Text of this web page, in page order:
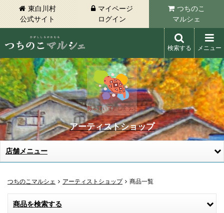
東白川村
公式サイト
マイページ
ログイン
つちのこ
マルシェ
東白川村 つちのこマルシェ
検索する メニュー
アーティストショップ
店舗メニュー
つちのこマルシェ アーティストショップ 商品一覧
商品を検索する